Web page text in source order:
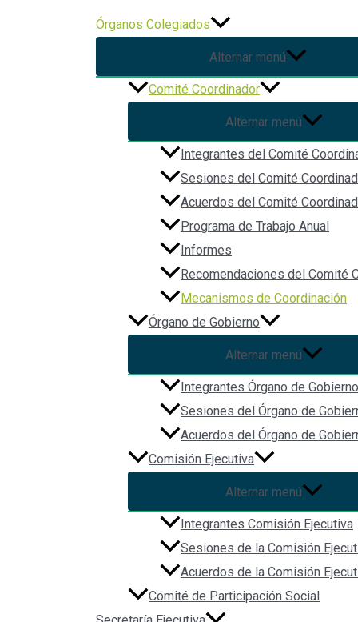
Órganos Colegiados
Alternar menú
Comité Coordinador
Alternar menú
Integrantes del Comité
Sesiones del Comité
Acuerdos del Comité
Programa de Trabajo Anual
Informes
Recomendaciones del Comité
Mecanismos de Coordinación
Órgano de Gobierno
Alternar menú
Integrantes Órgano de Gobierno
Sesiones del Órgano de
Acuerdos del Órgano de
Comisión Ejecutiva
Alternar menú
Integrantes Comisión Ejecutiva
Sesiones de la Comisión
Acuerdos de la Comisión
Comité de Participación Social
Mecanismos de Coordinación
Los Mecanismos de Coordinación son recursos que
anticorrupción, como establece el Artículo 7° de la
La información está actualizada a:___
Modelo de Coordinación del Sistema Estatal
Reglas de funcionamiento y organización interna del
Bases y Principios para la Coordinación de
Política interna y bases de coordinación de la
Mecanismos de coordinación para mejorar los